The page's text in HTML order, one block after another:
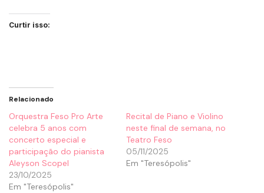
Curtir isso:
Relacionado
Orquestra Feso Pro Arte
celebra 5 anos com
concerto especial e
participação do pianista
Aleyson Scopel
23/10/2025
Em "Teresópolis"
Recital de Piano e Violino
neste final de semana, no
Teatro Feso
05/11/2025
Em "Teresópolis"